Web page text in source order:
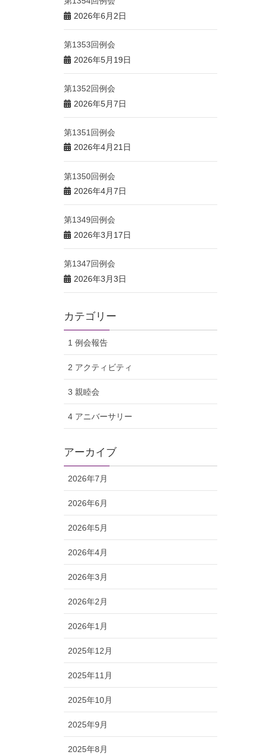
2026年6月2日
第1353回例会
2026年5月19日
第1352回例会
2026年5月7日
第1351回例会
2026年4月21日
第1350回例会
2026年4月7日
第1349回例会
2026年3月17日
第1347回例会
2026年3月3日
カテゴリー
1 例会報告
2 アクティビティ
3 親睦会
4 アニバーサリー
アーカイブ
2026年7月
2026年6月
2026年5月
2026年4月
2026年3月
2026年2月
2026年1月
2025年12月
2025年11月
2025年10月
2025年9月
2025年8月